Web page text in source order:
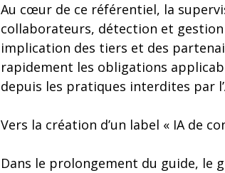
Au cœur de ce référentiel, la
collaborateurs, détection et
implication des tiers et des
rapidement les obligations
depuis les pratiques interdites par
Vers la création d’un label « IA de
Dans le prolongement du guide, le